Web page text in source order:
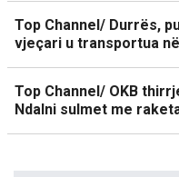
Top Channel/ Durrës,
vjeçari u transportua
Top Channel/ OKB
Ndalni sulmet me